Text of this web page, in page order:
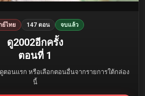
ย์ไทย 147 ตอน จบแล้ว
ดู2002อีกครั้ง
ตอนที่ 1
ตอนแรก หรือเลือกตอนอื่นจากรายการใต้กล่อง
นี้